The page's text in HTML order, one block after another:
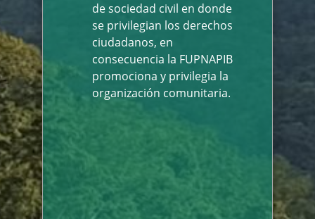
de sociedad civil en donde
se privilegian los derechos
ciudadanos, en
consecuencia la FUPNAPIB
promociona y privilegia la
organización comunitaria.